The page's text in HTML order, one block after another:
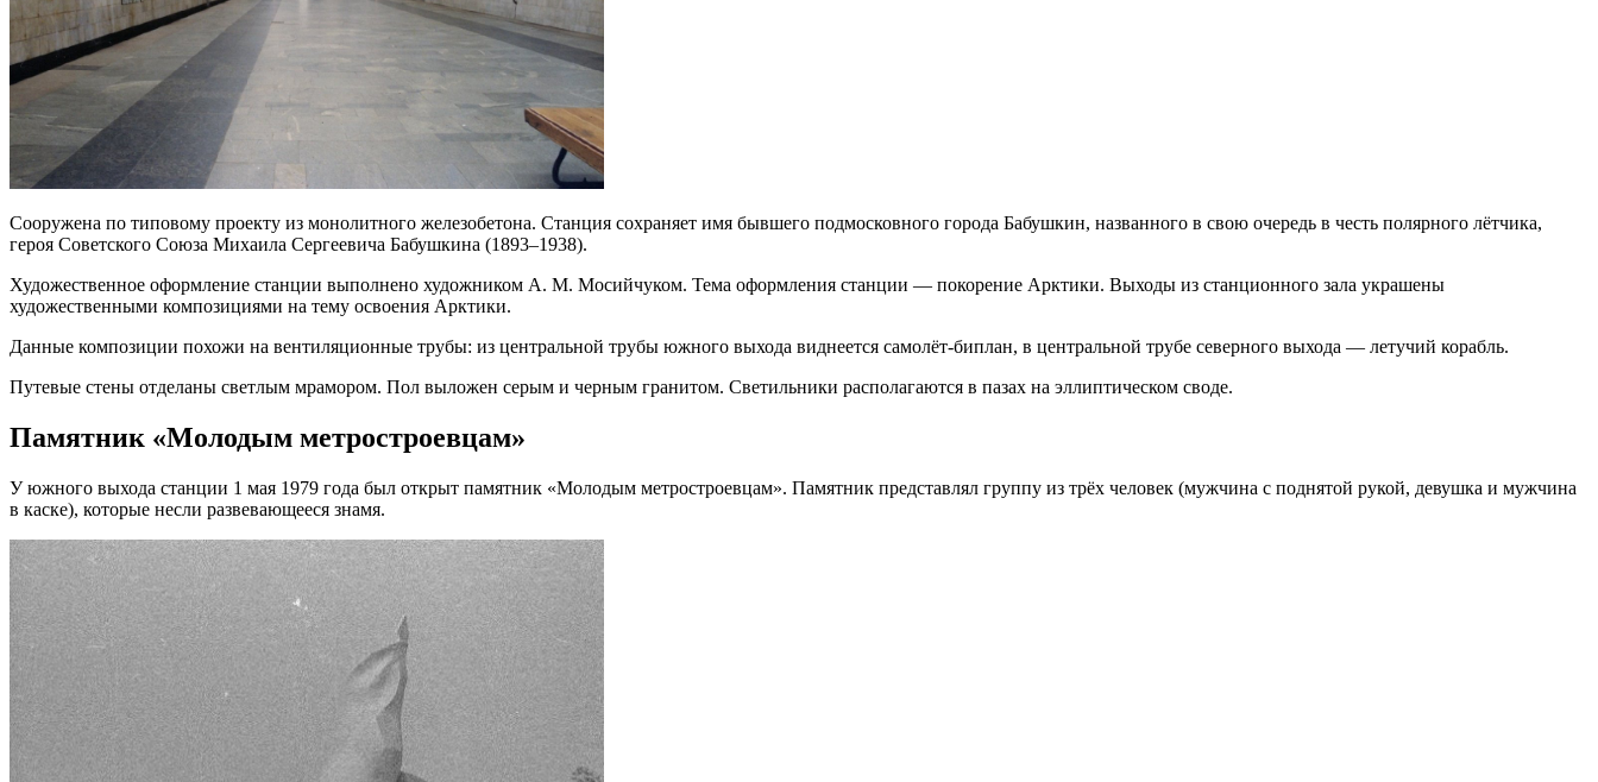
Сооружена по типовому проекту из монолитного железобетона. Станция сохраняет имя бывшего подмосковного города Бабушкин, названного в свою очередь в честь полярного лётчика,
героя Советского Союза Михаила Сергеевича Бабушкина (1893–1938).
Художественное оформление станции выполнено художником А. М. Мосийчуком. Тема оформления станции — покорение Арктики. Выходы из станционного зала украшены
художественными композициями на тему освоения Арктики.
Данные композиции похожи на вентиляционные трубы: из центральной трубы южного выхода виднеется самолёт-биплан, в центральной трубе северного выхода — летучий корабль.
Путевые стены отделаны светлым мрамором. Пол выложен серым и черным гранитом. Светильники располагаются в пазах на эллиптическом своде.
Памятник «Молодым метростроевцам»
У южного выхода станции 1 мая 1979 года был открыт памятник «Молодым метростроевцам». Памятник представлял группу из трёх человек (мужчина с поднятой рукой, девушка и мужчина
в каске), которые несли развевающееся знамя.